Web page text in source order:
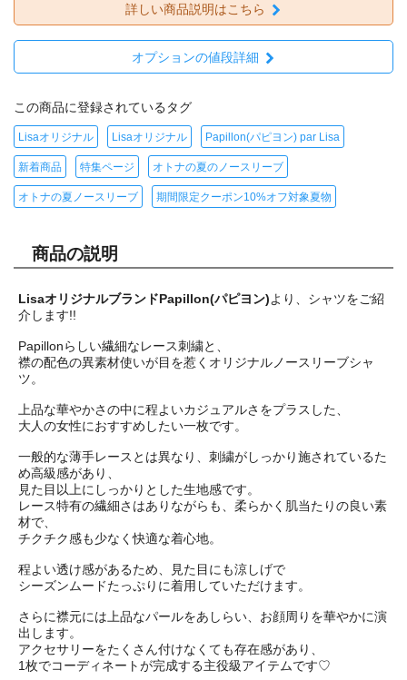
詳しい商品説明はこちら
オプションの値段詳細
この商品に登録されているタグ
Lisaオリジナル Lisaオリジナル Papillon(パピヨン) par Lisa
新着商品 特集ページ オトナの夏のノースリーブ
オトナの夏ノースリーブ 期間限定クーポン10%オフ対象夏物
商品の説明
LisaオリジナルブランドPapillon(パピヨン)より、シャツをご紹
介します!!
Papillonらしい繊細なレース刺繍と、
襟の配色の異素材使いが目を惹くオリジナルノースリーブシャ
ツ。
上品な華やかさの中に程よいカジュアルさをプラスした、
大人の女性におすすめしたい一枚です。
一般的な薄手レースとは異なり、刺繍がしっかり施されているた
め高級感があり、
見た目以上にしっかりとした生地感です。
レース特有の繊細さはありながらも、柔らかく肌当たりの良い素
材で、
チクチク感も少なく快適な着心地。
程よい透け感があるため、見た目にも涼しげで
シーズンムードたっぷりに着用していただけます。
さらに襟元には上品なパールをあしらい、お顔周りを華やかに演
出します。
アクセサリーをたくさん付けなくても存在感があり、
1枚でコーディネートが完成する主役級アイテムです♡